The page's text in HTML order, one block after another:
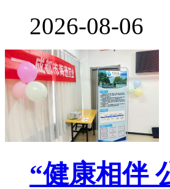
2026-08-06
“健康相伴